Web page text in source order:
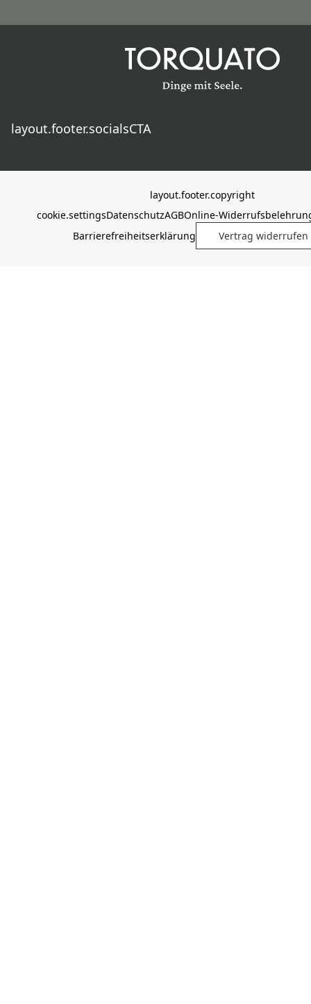
layout.footer.socialsCTA
layout.footer.copyright
cookie.settingsDatenschutzAGBOnline-
Barrierefreiheitserklärung
Vertrag widerrufen